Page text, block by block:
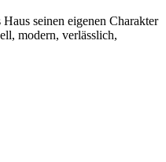
seinen eigenen Charakter
modern, verlässlich,